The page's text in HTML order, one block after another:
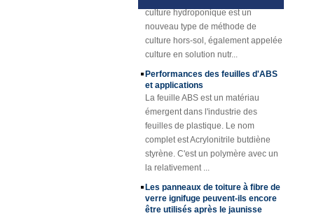
Panneau composé
de mousse d'unité
centrale de
plastique renforcé
par fibre de verre de
fibre de verre pour
des remorques
Caillebotis en
plastique renforcé
de FRP de fibre de
verre concave
jaune d'épaisseur
de 25mm
renforcés de fibre
de verre de tube de
canne de tube de
de la disposition de main. La
plaque de mécanisme FRP a une
qualité stable et une épaisseur
uniforme. Surface rentable, propre
et brillante.
nouveau type de méthode de
culture hors-sol, également appelée
culture en solution nutr...
et applications
La feuille ABS est un matériau
émergent dans l'industrie des
feuilles de plastique. Le nom
complet est Acrylonitrile butdiène
styrène. C'est un polymère avec un
la relativement ...
verre ignifuge peuvent-ils encore
être utilisés après le jaunisse
A, les panneaux de toiture